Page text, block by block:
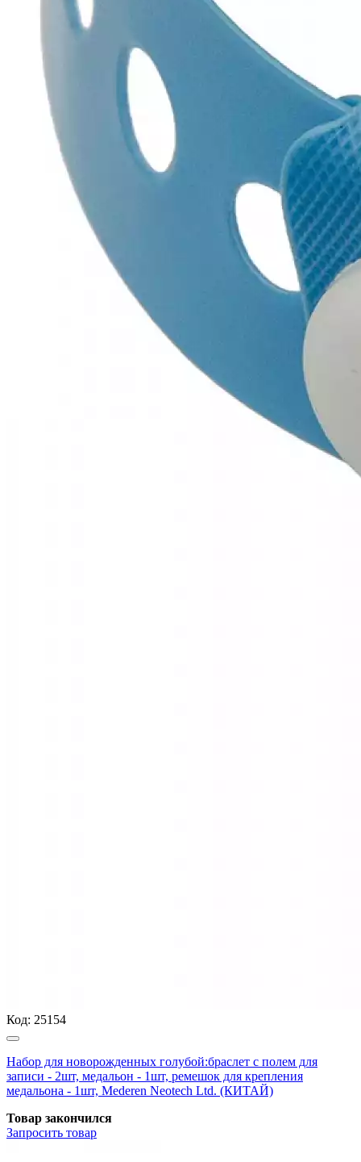
Код: 25154
Набор для новорожденных голубой:браслет с полем для
записи - 2шт, медальон - 1шт, ремешок для крепления
медальона - 1шт, Mederen Neotech Ltd. (КИТАЙ)
Товар закончился
Запросить товар